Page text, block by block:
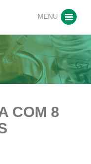
MENU
COM 8